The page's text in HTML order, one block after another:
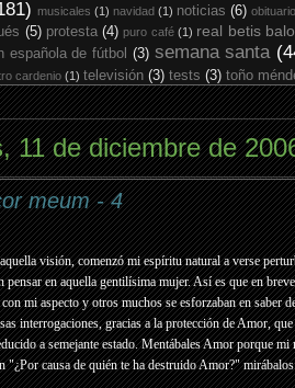
musicales (1) navidad (1) noticias (6) obituario
(5) protesta (4) puro café (1) real betis
española de fútbol (3) semana santa
cardenio (1) televisión (3) tests (3) toño
11 de diciembre de
meum - 4
visión, comenzó mi espíritu natural a verse
pensar en aquella gentilísima mujer. Así es que en
con mi aspecto y otros muchos se esforzaban en
interrogaciones, gracias a la protección de Amor,
a semejante estado. Mentábales Amor porque
"¿Por causa de quién te ha destruido Amor?"